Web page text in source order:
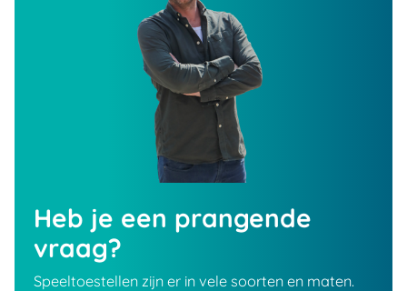
Heb je een prangende
vraag?
Speeltoestellen zijn er in vele soorten en maten.